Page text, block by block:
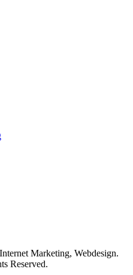
Marketing, Webdesign.
Reserved.